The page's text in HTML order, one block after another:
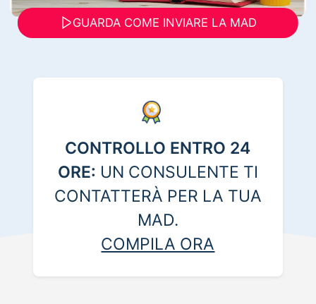
GUARDA COME INVIARE LA MAD
CONTROLLO ENTRO 24
ORE: UN CONSULENTE TI
CONTATTERÀ PER LA TUA
MAD.
COMPILA ORA